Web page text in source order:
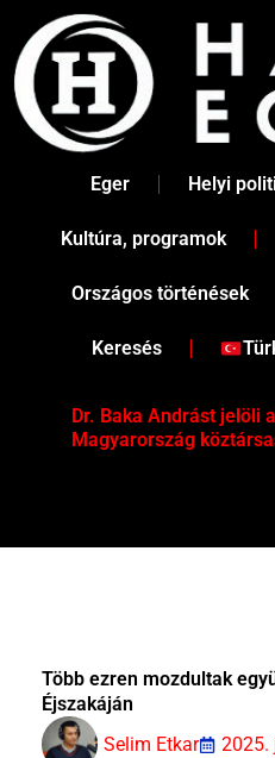
content
Eger Helyi
Kultúra, programok
Országos történések
Keresés
Dr. Baka Andrást jelöli
Magyarország
Több ezren mozdultak
Éjszakáján
Selim Etkar
2025.